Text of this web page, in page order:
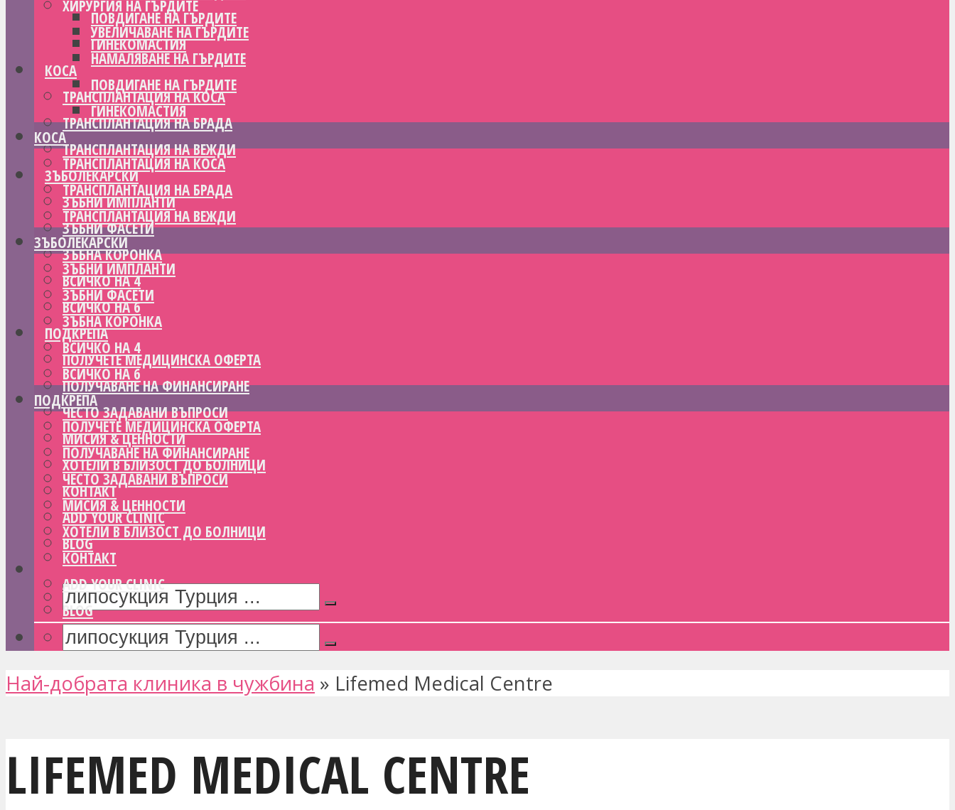
ПОВДИГАНЕ НА ГЪРДИТЕ
ГИНЕКОМАСТИЯ
КОСА
ТРАНСПЛАНТАЦИЯ НА КОСА
ТРАНСПЛАНТАЦИЯ НА БРАДА
ТРАНСПЛАНТАЦИЯ НА ВЕЖДИ
ЗЪБОЛЕКАРСКИ
ЗЪБНИ ИМПЛАНТИ
ЗЪБНИ ФАСЕТИ
ЗЪБНА КОРОНКА
ВСИЧКО НА 4
ВСИЧКО НА 6
ПОДКРЕПА
ПОЛУЧЕТЕ МЕДИЦИНСКА ОФЕРТА
ПОЛУЧАВАНЕ НА ФИНАНСИРАНЕ
ЧЕСТО ЗАДАВАНИ ВЪПРОСИ
МИСИЯ & ЦЕННОСТИ
ХОТЕЛИ В БЛИЗОСТ ДО БОЛНИЦИ
КОНТАКТ
ADD YOUR CLINIC
BLOG
ХИРУРГИЯ НА ГЪРДИТЕ
УВЕЛИЧАВАНЕ НА ГЪРДИТЕ
НАМАЛЯВАНЕ НА ГЪРДИТЕ
ПОВДИГАНЕ НА ГЪРДИТЕ
ГИНЕКОМАСТИЯ
КОСА
ТРАНСПЛАНТАЦИЯ НА КОСА
ТРАНСПЛАНТАЦИЯ НА БРАДА
ТРАНСПЛАНТАЦИЯ НА ВЕЖДИ
ЗЪБОЛЕКАРСКИ
ЗЪБНИ ИМПЛАНТИ
ЗЪБНИ ФАСЕТИ
ЗЪБНА КОРОНКА
ВСИЧКО НА 4
ВСИЧКО НА 6
ПОДКРЕПА
ПОЛУЧЕТЕ МЕДИЦИНСКА ОФЕРТА
ПОЛУЧАВАНЕ НА ФИНАНСИРАНЕ
ЧЕСТО ЗАДАВАНИ ВЪПРОСИ
МИСИЯ & ЦЕННОСТИ
ХОТЕЛИ В БЛИЗОСТ ДО БОЛНИЦИ
КОНТАКТ
ADD YOUR CLINIC
BLOG
Най-добрата клиника в чужбина » Lifemed Medical Centre
LIFEMED MEDICAL CENTRE